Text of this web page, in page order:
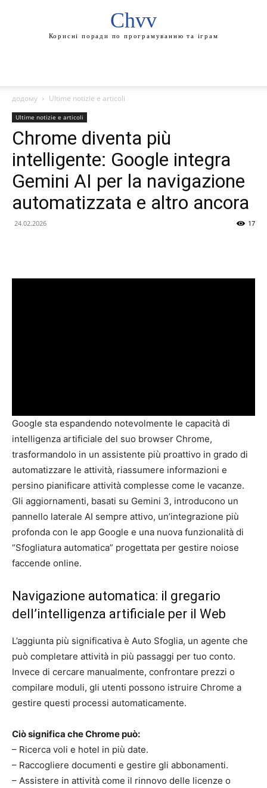
Chvv
Корисні поради по програмуванню та іграм
додому Ultime notizie e articoli
Ultime notizie e articoli
Chrome diventa più
intelligente: Google integra
Gemini AI per la navigazione
automatizzata e altro ancora
24.02.2026 17
Google sta espandendo notevolmente le capacità di
intelligenza artificiale del suo browser Chrome,
trasformandolo in un assistente più proattivo in grado di
automatizzare le attività, riassumere informazioni e
persino pianificare attività complesse come le vacanze.
Gli aggiornamenti, basati su Gemini 3, introducono un
pannello laterale AI sempre attivo, un’integrazione più
profonda con le app Google e una nuova funzionalità di
“Sfogliatura automatica” progettata per gestire noiose
faccende online.
Navigazione automatica: il gregario
dell’intelligenza artificiale per il Web
L’aggiunta più significativa è Auto Sfoglia, un agente che
può completare attività in più passaggi per tuo conto.
Invece di cercare manualmente, confrontare prezzi o
compilare moduli, gli utenti possono istruire Chrome a
gestire questi processi automaticamente.
Ciò significa che Chrome può:
– Ricerca voli e hotel in più date.
– Raccogliere documenti e gestire gli abbonamenti.
– Assistere in attività come il rinnovo delle licenze o